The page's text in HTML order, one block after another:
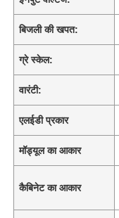
बिजली की खपत:
ग्रे स्केल:
वारंटी:
एलईडी प्रकार
मॉड्यूल का आकार
कैबिनेट का आकार